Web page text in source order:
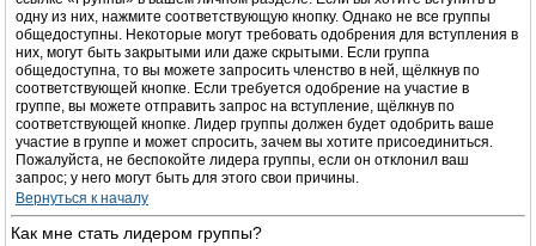
одну из них, нажмите соответствующую кнопку. Однако не все группы
общедоступны. Некоторые могут требовать одобрения для вступления в
них, могут быть закрытыми или даже скрытыми. Если группа
общедоступна, то вы можете запросить членство в ней, щёлкнув по
соответствующей кнопке. Если требуется одобрение на участие в
группе, вы можете отправить запрос на вступление, щёлкнув по
соответствующей кнопке. Лидер группы должен будет одобрить ваше
участие в группе и может спросить, зачем вы хотите присоединиться.
Пожалуйста, не беспокойте лидера группы, если он отклонил ваш
запрос; у него могут быть для этого свои причины.
Вернуться к началу
Как мне стать лидером группы?